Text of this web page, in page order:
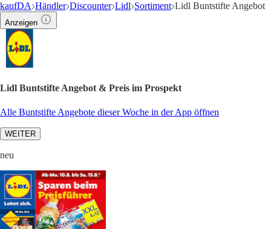
kaufDA Händler Discounter Lidl Sortiment Lidl Buntstifte Angebot
Anzeigen
Lidl Buntstifte Angebot & Preis im Prospekt
Alle Buntstifte Angebote dieser Woche in der App öffnen
WEITER
neu